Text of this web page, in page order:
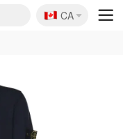
🇨🇦
CA